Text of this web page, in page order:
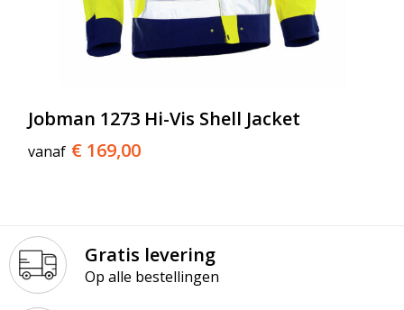
Jobman 1273 Hi-Vis Shell Jacket
vanaf € 169,00
Gratis levering
Op alle bestellingen